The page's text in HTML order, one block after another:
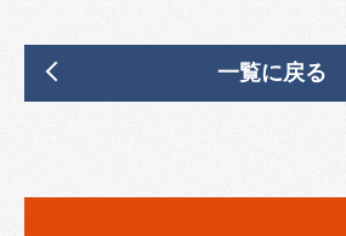
一覧に戻る